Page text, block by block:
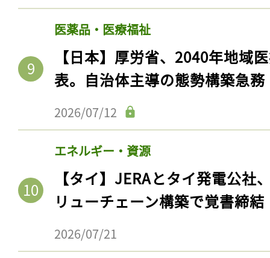
医薬品・医療福祉
【日本】厚労省、2040年地域
表。自治体主導の態勢構築急務
2026/07/12
エネルギー・資源
【タイ】JERAとタイ発電公社
リューチェーン構築で覚書締結
2026/07/21